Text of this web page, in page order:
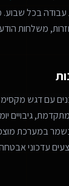
בכל שבוע.
משלחות
עם דגש
גיבויים
במערכת
עדכוני